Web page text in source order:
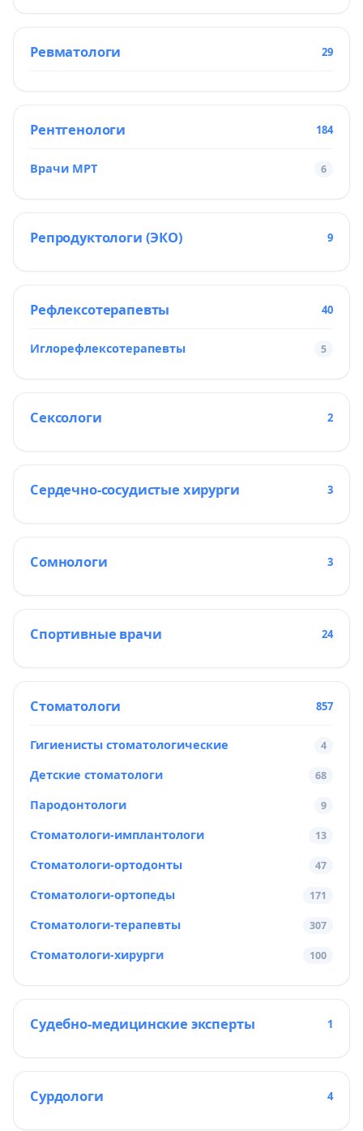
Ревматологи 29
Рентгенологи 184
Врачи МРТ 6
Репродуктологи (ЭКО) 9
Рефлексотерапевты 40
Иглорефлексотерапевты 5
Сексологи 2
Сердечно-сосудистые хирурги 3
Сомнологи 3
Спортивные врачи 24
Стоматологи 857
Гигиенисты стоматологические 4
Детские стоматологи 68
Пародонтологи 9
Стоматологи-имплантологи 13
Стоматологи-ортодонты 47
Стоматологи-ортопеды 171
Стоматологи-терапевты 307
Стоматологи-хирурги 100
Судебно-медицинские эксперты 1
Сурдологи 4